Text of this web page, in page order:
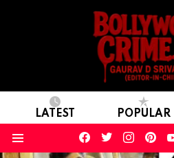
LATEST POPULAR
facebooktwitterinstagram